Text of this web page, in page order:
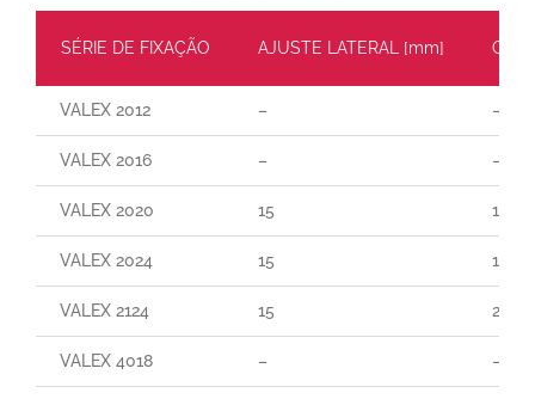
SÉRIE DE FIXAÇÃO AJUSTE LATERAL [mm]
VALEX 2012 – –
VALEX 2016 – –
VALEX 2020 15 110
VALEX 2024 15 160
VALEX 2124 15 290
VALEX 4018 – –